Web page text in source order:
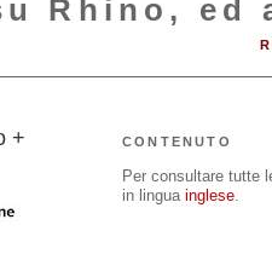
Rhino, ed
+
CONTENUTO
Per consultare tutte
in lingua inglese